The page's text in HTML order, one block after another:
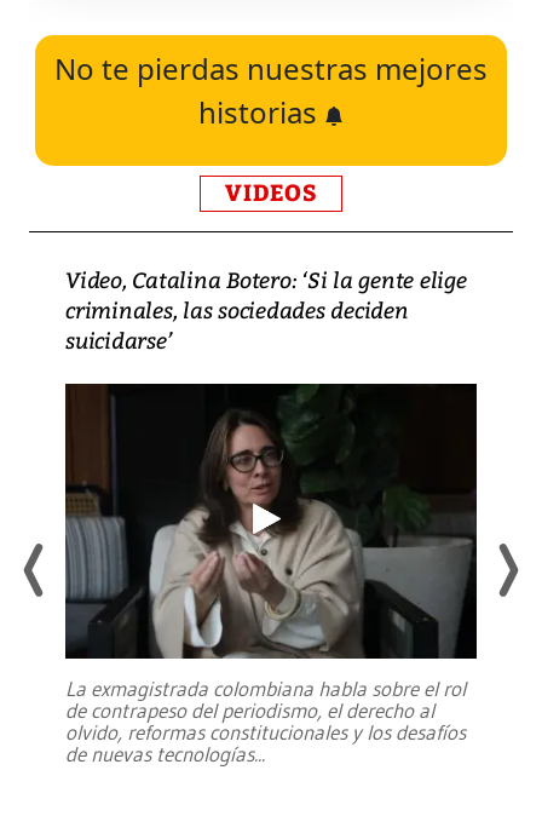
No te pierdas nuestras mejores
historias
VIDEOS
Video, Catalina Botero: ‘Si la gente elige
criminales, las sociedades deciden
suicidarse’
La exmagistrada colombiana habla sobre el rol
de contrapeso del periodismo, el derecho al
olvido, reformas constitucionales y los desafíos
de nuevas tecnologías...